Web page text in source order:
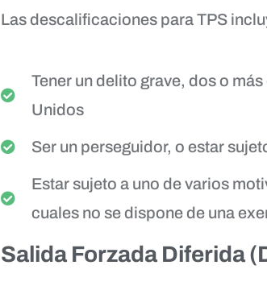
Las descalificaciones para TPS
Tener un delito grave, dos o
Unidos
Ser un perseguidor, o estar
Estar sujeto a uno de varios
cuales no se dispone de una
Salida Forzada Diferida